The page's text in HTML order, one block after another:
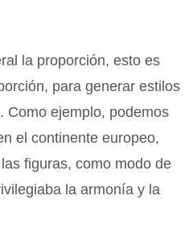
la proporción, esto es
para generar estilos
Como ejemplo, podemos
el continente europeo,
figuras, como modo de
la armonía y la